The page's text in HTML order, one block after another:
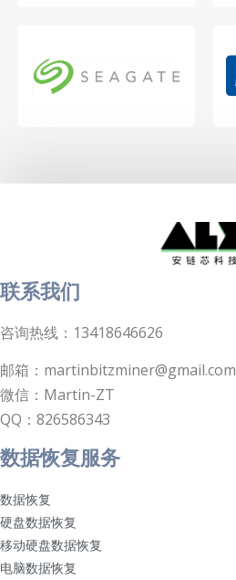
联系我们
咨询热线：13418646626
邮箱：martinbitzminer@gmail.com
微信：Martin-ZT
QQ：826586343
数据恢复服务
数据恢复
硬盘数据恢复
移动硬盘数据恢复
电脑数据恢复